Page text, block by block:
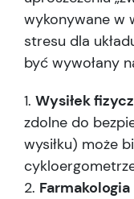
wykonywane w
stresu dla
być wywołany
Wysiłek
zdolne do
wysiłku) może
Farmakologia